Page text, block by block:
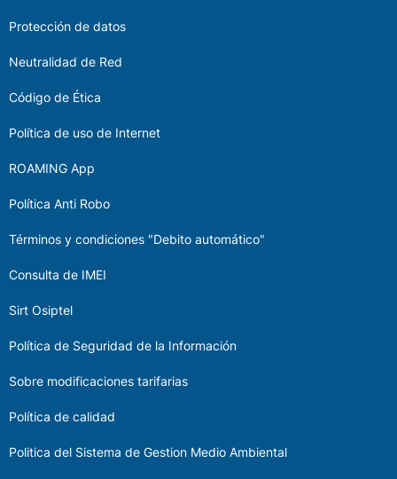
Protección de datos
Neutralidad de Red
Código de Ética
Política de uso de Internet
ROAMING App
Política Anti Robo
Términos y condiciones "Debito automático"
Consulta de IMEI
Sirt Osiptel
Política de Seguridad de la Información
Sobre modificaciones tarifarias
Política de calidad
Politica del Sistema de Gestion Medio Ambiental